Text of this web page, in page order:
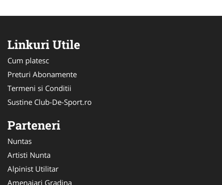
Linkuri Utile
Cum platesc
Preturi Abonamente
Termeni si Conditii
Sustine Club-De-Sport.ro
Parteneri
Nuntas
Artisti Nunta
Alpinist Utilitar
Amenajari Gradina